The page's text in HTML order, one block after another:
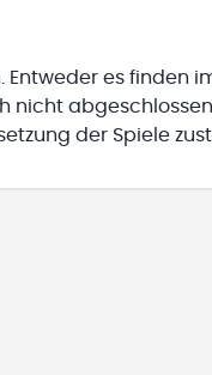
Entweder es
nicht
der Spiele